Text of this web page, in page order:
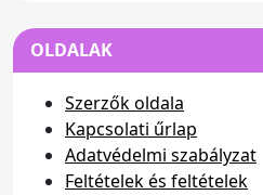
OLDALAK
Szerzők oldala
Kapcsolati űrlap
Adatvédelmi szabályzat
Feltételek és feltételek